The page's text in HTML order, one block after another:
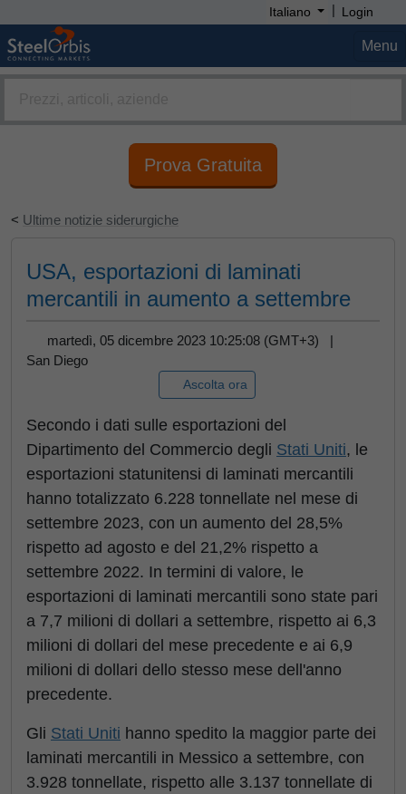
Italiano | Login
Menu
Prova Gratuita
< Ultime notizie siderurgiche
USA, esportazioni di laminati
mercantili in aumento a settembre
martedì, 05 dicembre 2023 10:25:08 (GMT+3) |
San Diego
Ascolta ora
Secondo i dati sulle esportazioni del
Dipartimento del Commercio degli Stati Uniti, le
esportazioni statunitensi di laminati mercantili
hanno totalizzato 6.228 tonnellate nel mese di
settembre 2023, con un aumento del 28,5%
rispetto ad agosto e del 21,2% rispetto a
settembre 2022. In termini di valore, le
esportazioni di laminati mercantili sono state pari
a 7,7 milioni di dollari a settembre, rispetto ai 6,3
milioni di dollari del mese precedente e ai 6,9
milioni di dollari dello stesso mese dell'anno
precedente.
Gli Stati Uniti hanno spedito la maggior parte dei
laminati mercantili in Messico a settembre, con
3.928 tonnellate, rispetto alle 3.137 tonnellate di